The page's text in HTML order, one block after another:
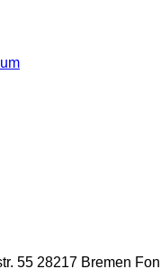
55 28217 Bremen